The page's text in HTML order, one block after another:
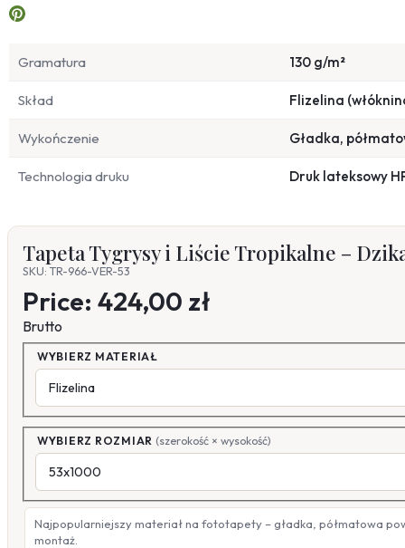
Gramatura 130 g/m²
Skład Flizelina
Wykończenie Gładka,
Technologia druku Druk lateksowy
Tapeta Tygrysy i Liście Tropikalne –
SKU: TR-966-VER-53
Price: 424,00 zł
Brutto
WYBIERZ MATERIAŁ
WYBIERZ ROZMIAR (szerokość × wysokość)
Najpopularniejszy materiał na fototapety – gładka, półmatowa
montaż.